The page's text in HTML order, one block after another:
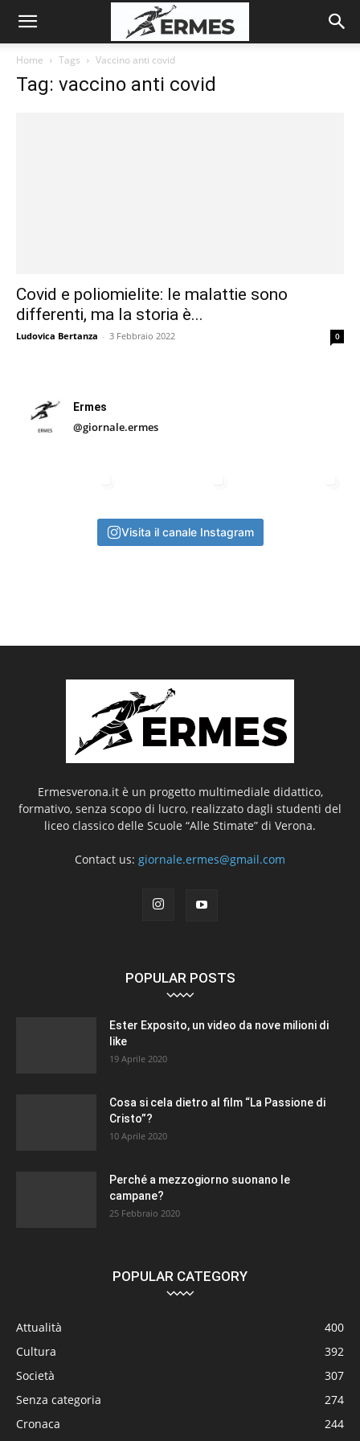
Home Tags Vaccino anti covid
Tag: vaccino anti covid
Covid e poliomielite: le malattie sono
differenti, ma la storia è...
Ludovica Bertanza - 3 Febbraio 2022 0
Ermes
@giornale.ermes
Visita il canale Instagram
Ermesverona.it è un progetto multimediale didattico,
formativo, senza scopo di lucro, realizzato dagli studenti del
liceo classico delle Scuole “Alle Stimate” di Verona.
Contact us: giornale.ermes@gmail.com
POPULAR POSTS
Ester Exposito, un video da nove milioni di
like
19 Aprile 2020
Cosa si cela dietro al film “La Passione di
Cristo”?
10 Aprile 2020
Perché a mezzogiorno suonano le
campane?
25 Febbraio 2020
POPULAR CATEGORY
Attualità
400
Cultura
392
Società
307
Senza categoria
274
Cronaca
244